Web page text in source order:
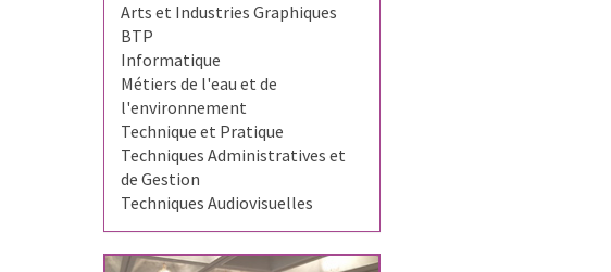
Arts et Industries Graphiques
BTP
Informatique
Métiers de l'eau et de
l'environnement
Technique et Pratique
Techniques Administratives et
de Gestion
Techniques Audiovisuelles